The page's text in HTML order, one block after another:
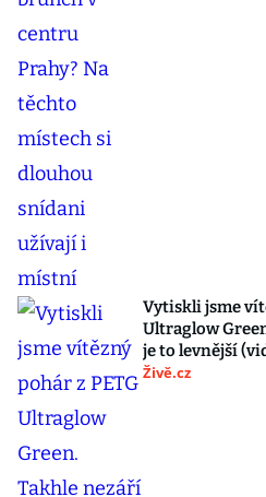
Vytiskli jsme
Ultraglow
je to levnější
Živě.cz